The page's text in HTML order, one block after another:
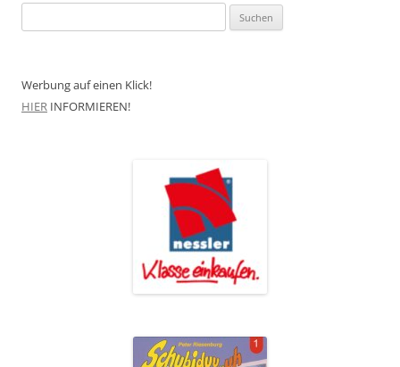
nach:
Werbung auf einen Klick!
HIER INFORMIEREN!